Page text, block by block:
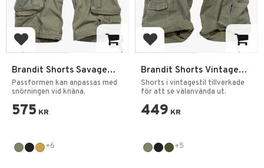
Lägg till i favoriter
Brandit Shorts Savage
Vintage
Passformen kan anpassas med
snörningen vid knäna.
575 KR
+6
Lägg till i favoriter
Brandit Shorts Vintage
Classic Paratrooper
Shorts i vintagestil tillverkade
för att se välanvända ut.
449 KR
+5